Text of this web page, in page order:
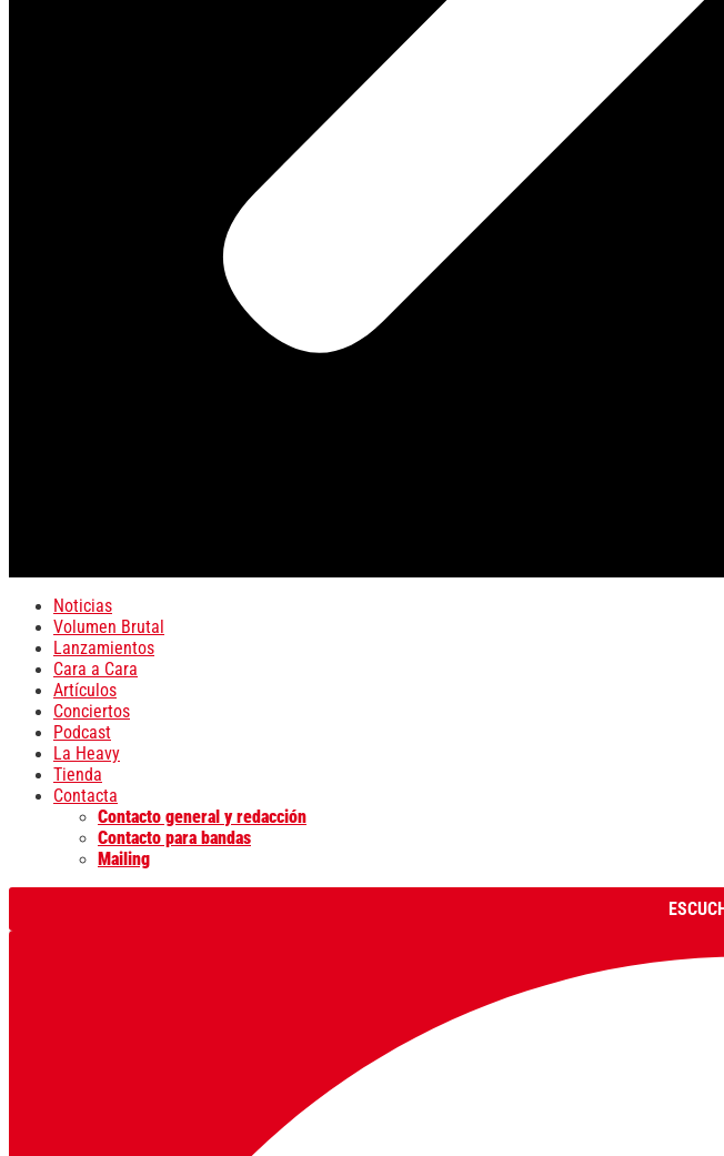
Noticias
Volumen Brutal
Lanzamientos
Cara a Cara
Artículos
Conciertos
Podcast
La Heavy
Tienda
Contacta
Contacto general y redacción
Contacto para bandas
Mailing